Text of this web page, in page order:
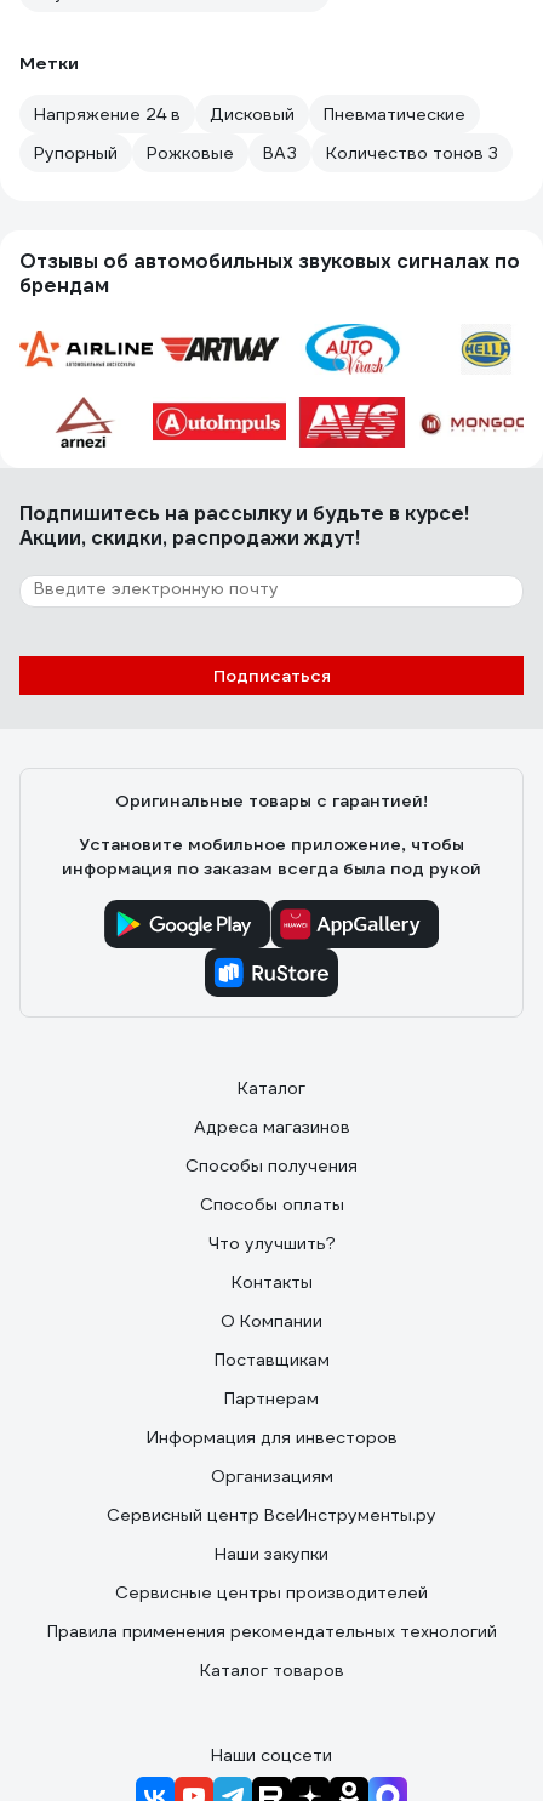
Метки
Напряжение 24 в Дисковый
Пневматические
Рупорный
Рожковые ВАЗ Количество тонов 3
Отзывы об автомобильных звуковых сигналах по
брендам
Подпишитесь на рассылкуи будьте в курсе!
Акции, скидки, распродажи ждут!
Подписаться
Оригинальные товары с гарантией!
Установите мобильное приложение, чтобы
информация по заказам всегда была под рукой
Каталог
Адреса магазинов
Способы получения
Способы оплаты
Что улучшить?
Контакты
О Компании
Поставщикам
Партнерам
Информация для инвесторов
Организациям
Сервисный центр ВсеИнструменты.ру
Наши закупки
Сервисные центры производителей
Правила применения рекомендательных технологий
Каталог товаров
Наши соцсети